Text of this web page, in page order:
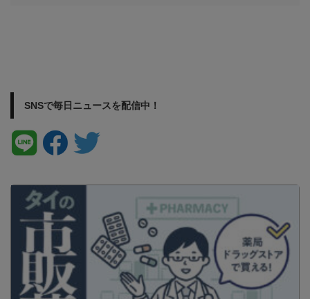
SNSで毎日ニュースを配信中！